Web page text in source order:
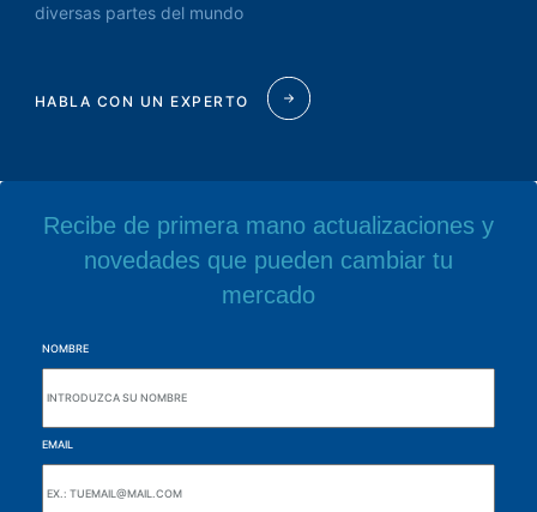
diversas partes del mundo
HABLA CON UN EXPERTO
Recibe de primera mano actualizaciones y
novedades que pueden cambiar tu
mercado
NOMBRE
EMAIL